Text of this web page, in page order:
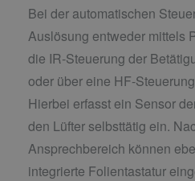
Hierbei erfasst ein Sensor
den Lüfter selbsttätig ein.
Ansprechbereich können
integrierte Folientastatur